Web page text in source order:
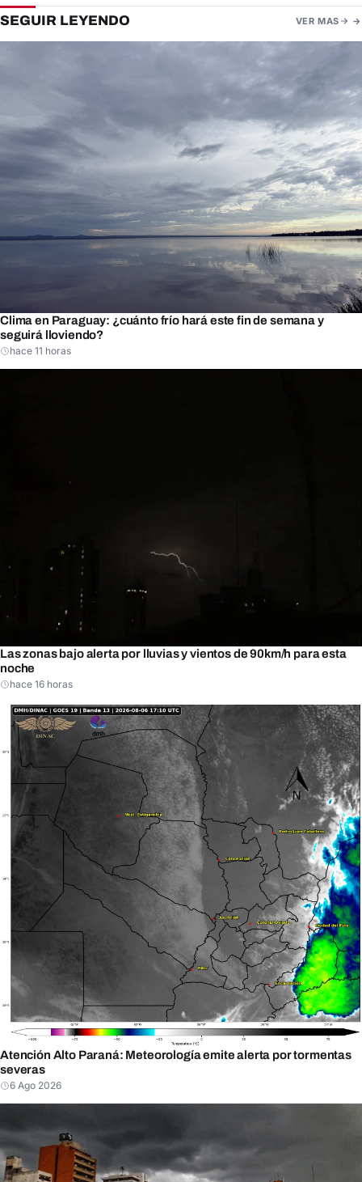
SEGUIR LEYENDO VER MAS
Clima en Paraguay: ¿cuánto frío hará este fin de semana y
seguirá lloviendo?
hace 11 horas
Las zonas bajo alerta por lluvias y vientos de 90km/h para esta
noche
hace 16 horas
Atención Alto Paraná: Meteorología emite alerta por tormentas
severas
6 Ago 2026